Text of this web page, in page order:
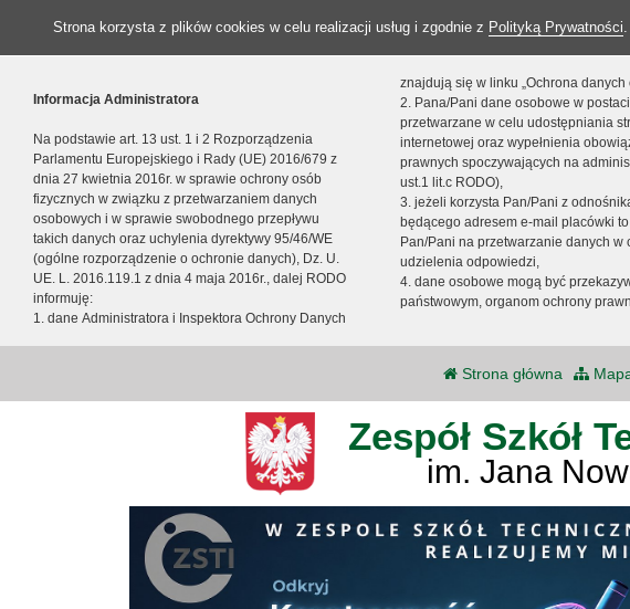
Strona korzysta z plików cookies w celu realizacji usług i zgodnie z Polityką Prywatności
Informacja Administratora
Na podstawie art. 13 ust. 1 i 2 Rozporządzenia
Parlamentu Europejskiego i Rady (UE) 2016/679 z
dnia 27 kwietnia 2016r. w sprawie ochrony osób
fizycznych w związku z przetwarzaniem danych
osobowych i w sprawie swobodnego przepływu
takich danych oraz uchylenia dyrektywy 95/46/WE
(ogólne rozporządzenie o ochronie danych), Dz. U.
UE. L. 2016.119.1 z dnia 4 maja 2016r., dalej RODO
informuję:
1. dane Administratora i Inspektora Ochrony Danych
znajdują się w linku „Ochrona danych
2. Pana/Pani dane osobowe w
przetwarzane w celu udostępniania
internetowej oraz wypełnienia
prawnych spoczywających na
ust.1 lit.c RODO),
3. jeżeli korzysta Pan/Pani z
będącego adresem e-mail placówki
Pan/Pani na przetwarzanie danych w
udzielenia odpowiedzi,
4. dane osobowe mogą być
państwowym, organom ochrony
Strona główna
Zespół Szkół
im. Jana